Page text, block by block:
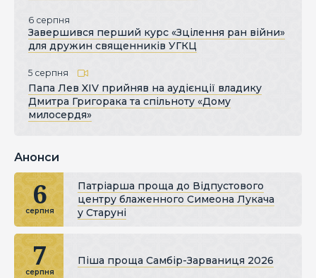
6 серпня
Завершився перший курс «Зцілення ран війни»
для дружин священників УГКЦ
5 серпня
Папа Лев XIV прийняв на аудієнції владику
Дмитра Григорака та спільноту «Дому
милосердя»
Анонси
6
серпня
Патріарша проща до Відпустового
центру блаженного Симеона Лукача
у Старуні
7
серпня
Піша проща Самбір-Зарваниця 2026